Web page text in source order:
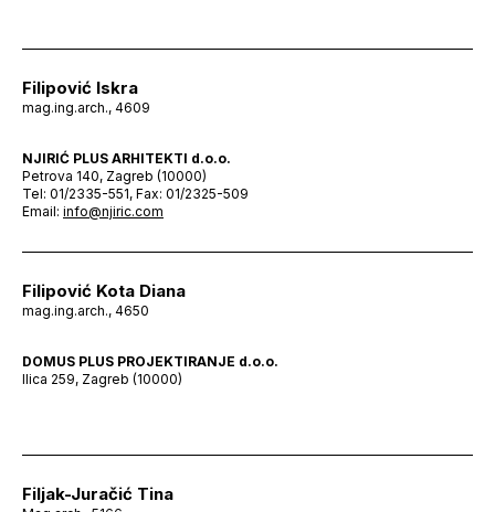
Filipović Iskra
mag.ing.arch., 4609
NJIRIĆ PLUS ARHITEKTI d.o.o.
Petrova 140, Zagreb (10000)
Tel: 01/2335-551, Fax: 01/2325-509
Email: info@njiric.com
Filipović Kota Diana
mag.ing.arch., 4650
DOMUS PLUS PROJEKTIRANJE d.o.o.
Ilica 259, Zagreb (10000)
Filjak-Juračić Tina